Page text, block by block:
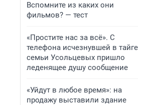
Вспомните из каких они
фильмов? — тест
«Простите нас за всё». С
телефона исчезнувшей в тайге
семьи Усольцевых пришло
леденящее душу сообщение
«Уйдут в любое время»: на
продажу выставили здание